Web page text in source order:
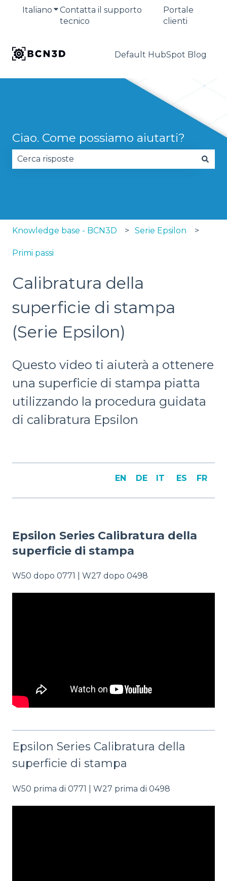
Italiano Mostra sottomenu per le traduzioni
Contatta il supporto
tecnico
Portale
clienti
Default HubSpot Blog
Ciao. Come possiamo aiutarti?
Knowledge base - BCN3D Serie Epsilon
Primi passi
Calibratura della
superficie di stampa
(Serie Epsilon)
Questo video ti aiuterà a ottenere
una superficie di stampa piatta
utilizzando la procedura guidata
di calibratura Epsilon
EN DE IT ES FR
Epsilon Series Calibratura della
superficie di stampa
W50 dopo 0771 | W27 dopo 0498
Epsilon Series Calibratura della
superficie di stampa
W50 prima di 0771 | W27 prima di 0498